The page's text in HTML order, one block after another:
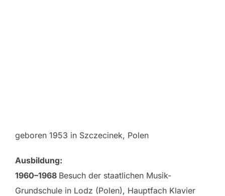
geboren 1953 in Szczecinek, Polen
Ausbildung:
1960–1968 Besuch der staatlichen Musik-
Grundschule in Lodz (Polen), Hauptfach Klavier